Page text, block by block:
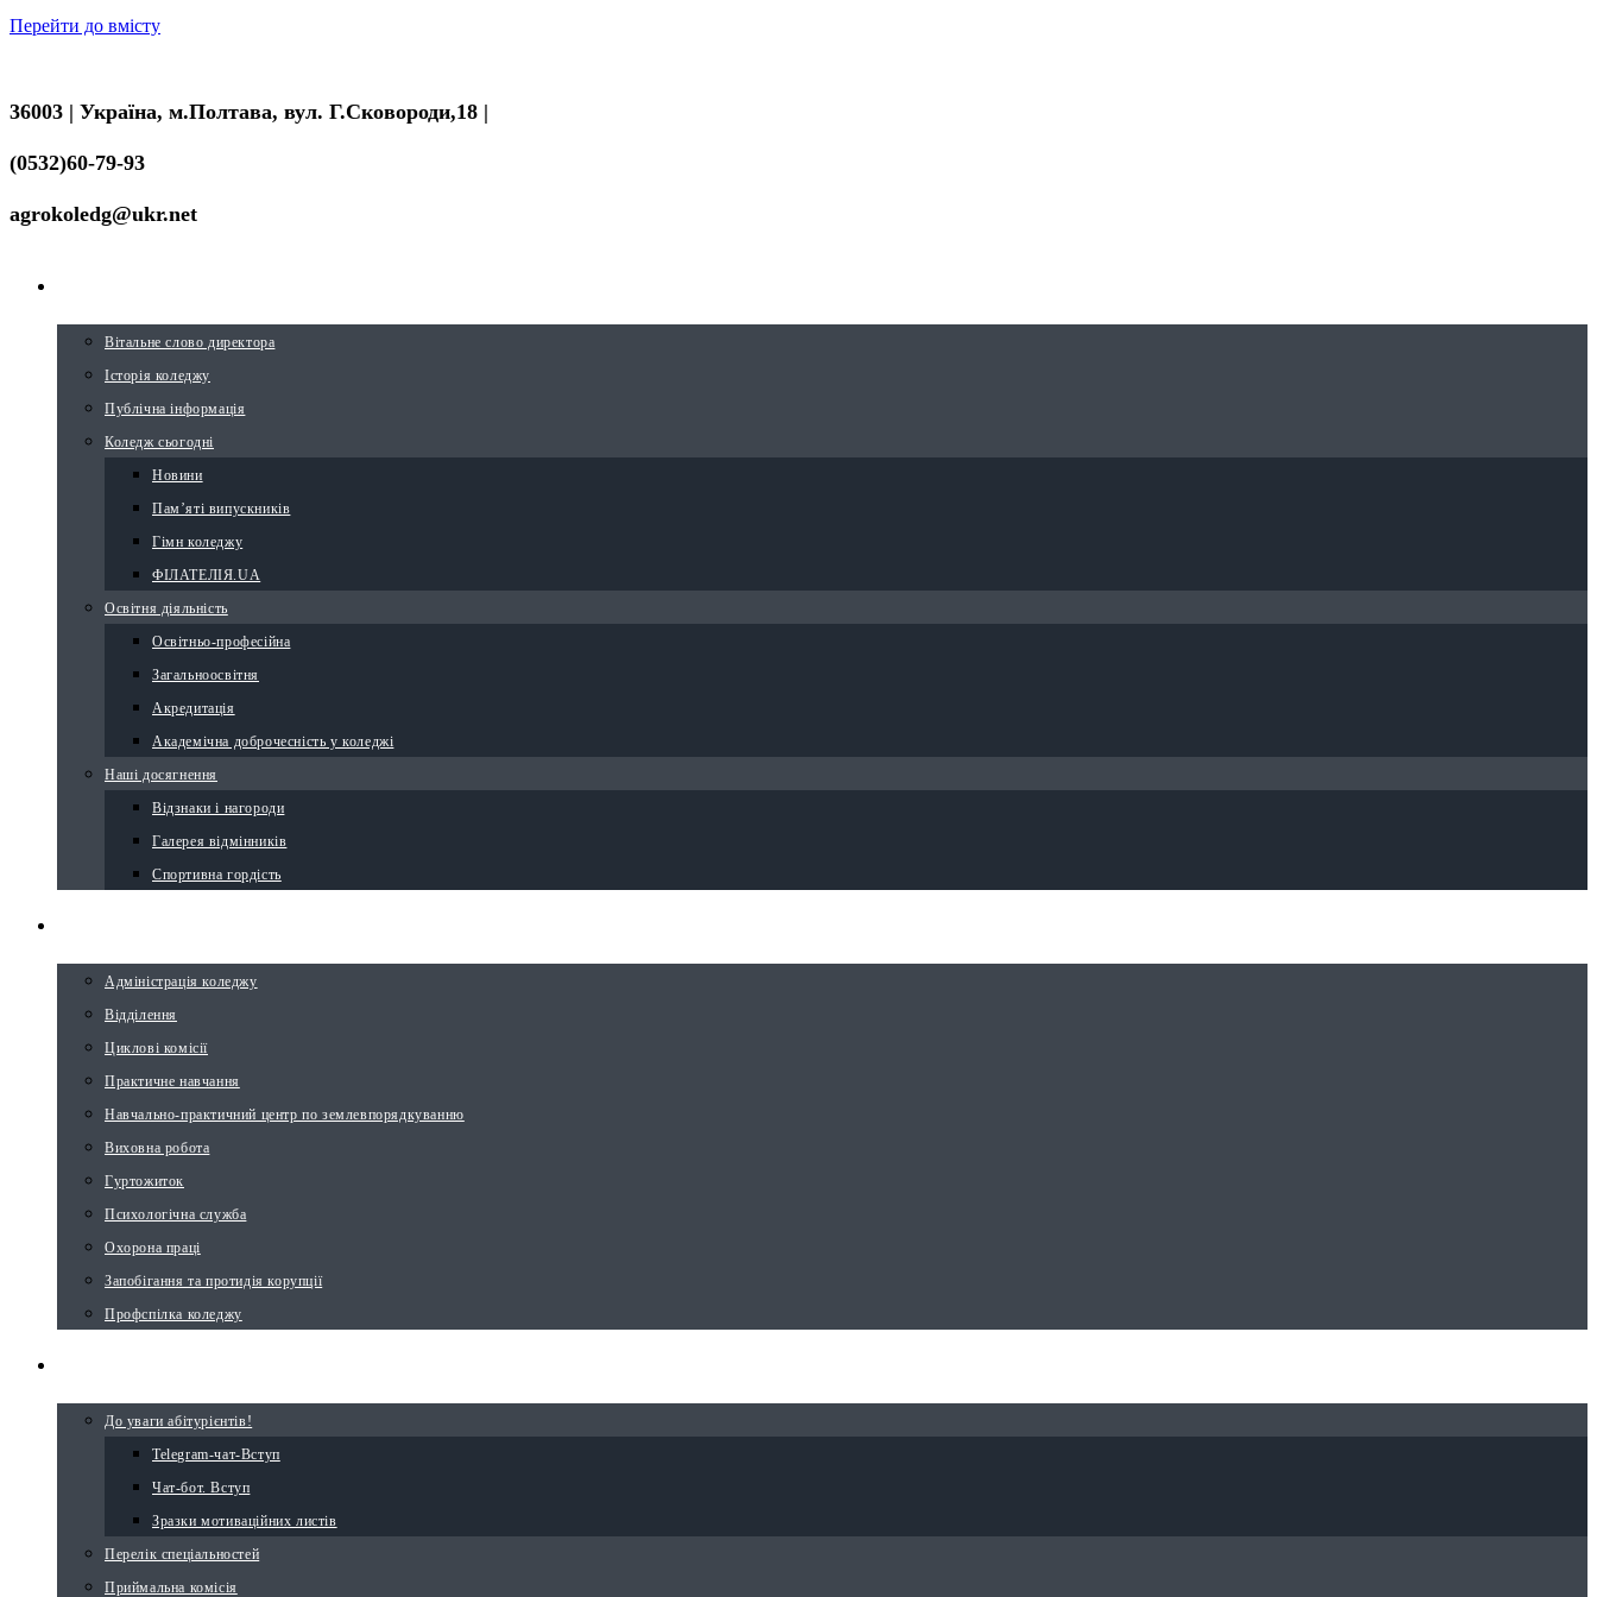
Перейти до вмісту
36003 | Україна, м.Полтава, вул. Г.Сковороди,18 |
(0532)60-79-93
agrokoledg@ukr.net
Вітальне слово директора
Історія коледжу
Публічна інформація
Коледж сьогодні
Новини
Пам’яті випускників
Гімн коледжу
ФІЛАТЕЛІЯ.UA
Освітня діяльність
Освітньо-професійна
Загальноосвітня
Акредитація
Академічна доброчесність у коледжі
Наші досягнення
Відзнаки і нагороди
Галерея відмінників
Спортивна гордість
Адміністрація коледжу
Відділення
Циклові комісії
Практичне навчання
Навчально-практичний центр по землевпорядкуванню
Виховна робота
Гуртожиток
Психологічна служба
Охорона праці
Запобігання та протидія корупції
Профспілка коледжу
До уваги абітурієнтів!
Telegram-чат-Вступ
Чат-бот. Вступ
Зразки мотиваційних листів
Перелік спеціальностей
Приймальна комісія